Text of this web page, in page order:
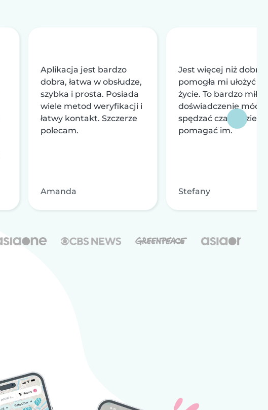
Aplikacja jest bardzo
dobra, łatwa w obsłudze,
szybka i prosta. Posiada
wiele metod weryfikacji i
łatwy kontakt. Szczerze
polecam.
Amanda
Jest więcej niż dobra,
pomogła mi ułożyć
życie. To bardzo miłe
doświadczenie móc
spędzać czas z
pomagać im.
Stefany